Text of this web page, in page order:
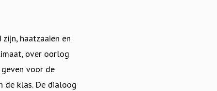
haatzaaien en
over oorlog
voor de
de klas. De dialoog